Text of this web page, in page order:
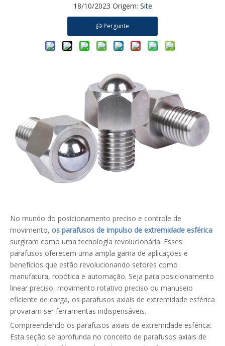
18/10/2023 Origem: Site
Pergunte
No mundo do posicionamento preciso e controle de
movimento, os parafusos de impulso de extremidade esférica
surgiram como uma tecnologia revolucionária. Esses
parafusos oferecem uma ampla gama de aplicações e
benefícios que estão revolucionando setores como
manufatura, robótica e automação. Seja para posicionamento
linear preciso, movimento rotativo preciso ou manuseio
eficiente de carga, os parafusos axiais de extremidade esférica
provaram ser ferramentas indispensáveis.
Compreendendo os parafusos axiais de extremidade esférica:
Esta seção se aprofunda no conceito de parafusos axiais de